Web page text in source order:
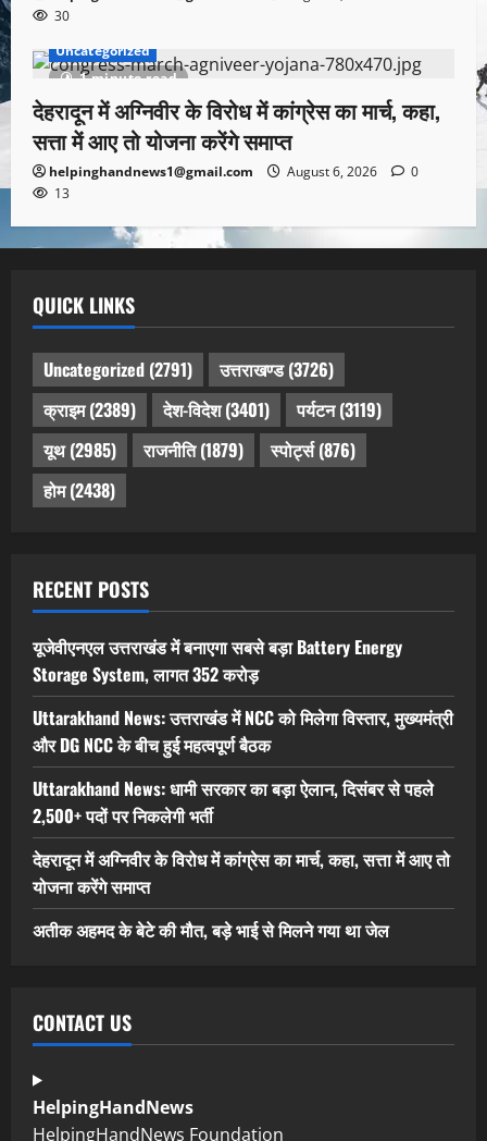
30
1 minute read
Uncategorized
देहरादून में अग्निवीर के विरोध में कांग्रेस का मार्च, कहा,
सत्ता में आए तो योजना करेंगे समाप्त
helpinghandnews1@gmail.com August 6, 2026
0
13
QUICK LINKS
Uncategorized (2791) उत्तराखण्ड(3726)
क्राइम(2389) देश-विदेश(3401) पर्यटन(3119)
यूथ(2985) राजनीति(1879) स्पोर्ट्स(876)
होम(2438)
RECENT POSTS
यूजेवीएनएल उत्तराखंड में बनाएगा सबसे बड़ा Battery Energy
Storage System, लागत 352 करोड़
Uttarakhand News: उत्तराखंड में NCC को मिलेगा विस्तार, मुख्यमंत्री
और DG NCC के बीच हुई महत्वपूर्ण बैठक
Uttarakhand News: धामी सरकार का बड़ा ऐलान, दिसंबर से पहले
2,500+ पदों पर निकलेगी भर्ती
देहरादून में अग्निवीर के विरोध में कांग्रेस का मार्च, कहा, सत्ता में आए तो
योजना करेंगे समाप्त
अतीक अहमद के बेटे की मौत, बड़े भाई से मिलने गया था जेल
CONTACT US
HelpingHandNews
HelpingHandNews Foundation